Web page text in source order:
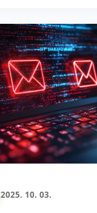
2025. 10. 03.